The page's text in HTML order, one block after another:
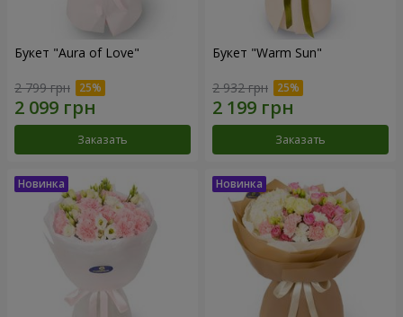
Букет "Aura of Love"
2 799 грн
Заказать
Букет "Warm Sun"
2 932 грн
Заказать